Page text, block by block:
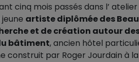
cinq mois passés dans l’ atelier
artiste diplômée des
et de création autour
bâtiment, ancien hôtel
construit par Roger Jourdain à